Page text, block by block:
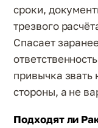
сроки,
трезвого
Спасает
привычка звать
стороны, а не
Подходят ли